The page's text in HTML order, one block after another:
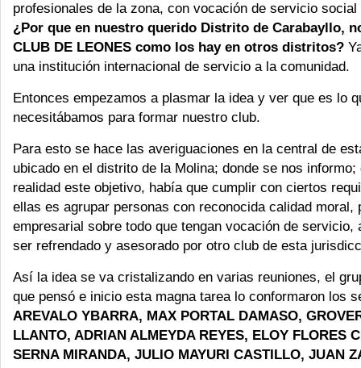
profesionales de la zona, con vocación de servicio social
¿Por que en nuestro querido Distrito de Carabayllo,
CLUB DE LEONES como los hay en otros distritos?
una institución internacional de servicio a la comunidad.
Entonces empezamos a plasmar la idea y ver que es lo
necesitábamos para formar nuestro club.
Para esto se hace las averiguaciones en la central de
ubicado en el distrito de la Molina; donde se nos informo;
realidad este objetivo, había que cumplir con ciertos
ellas es agrupar personas con reconocida calidad moral,
empresarial sobre todo que tengan vocación de servicio,
ser refrendado y asesorado por otro club de esta
Así la idea se va cristalizando en varias reuniones, el
que pensó e inicio esta magna tarea lo conformaron los
AREVALO YBARRA, MAX PORTAL DAMASO,
LLANTO, ADRIAN ALMEYDA REYES, ELOY FLORES
SERNA MIRANDA, JULIO MAYURI CASTILLO, JUAN